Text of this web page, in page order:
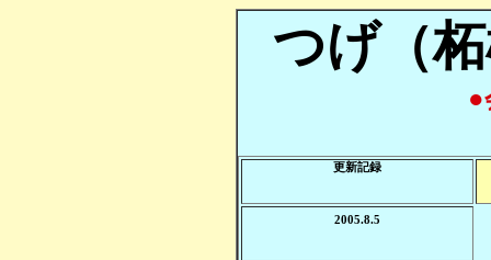
つげ（
●
更新記録
2005.8.5